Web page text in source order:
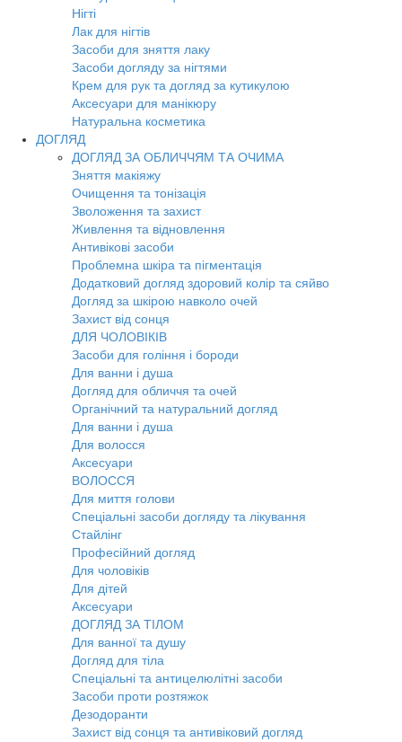
Нігті
Лак для нігтів
Засоби для зняття лаку
Засоби догляду за нігтями
Крем для рук та догляд за кутикулою
Аксесуари для манікюру
Натуральна косметика
ДОГЛЯД
ДОГЛЯД ЗА ОБЛИЧЧЯМ ТА ОЧИМА
Зняття макіяжу
Очищення та тонізація
Зволоження та захист
Живлення та відновлення
Антивікові засоби
Проблемна шкіра та пігментація
Додатковий догляд здоровий колір та сяйво
Догляд за шкірою навколо очей
Захист від сонця
ДЛЯ ЧОЛОВІКІВ
Засоби для гоління і бороди
Для ванни і душа
Догляд для обличчя та очей
Органічний та натуральний догляд
Для ванни і душа
Для волосся
Аксесуари
ВОЛОССЯ
Для миття голови
Спеціальні засоби догляду та лікування
Стайлінг
Професійний догляд
Для чоловіків
Для дітей
Аксесуари
ДОГЛЯД ЗА ТІЛОМ
Для ванної та душу
Догляд для тіла
Спеціальні та антицелюлітні засоби
Засоби проти розтяжок
Дезодоранти
Захист від сонця та антивіковий догляд